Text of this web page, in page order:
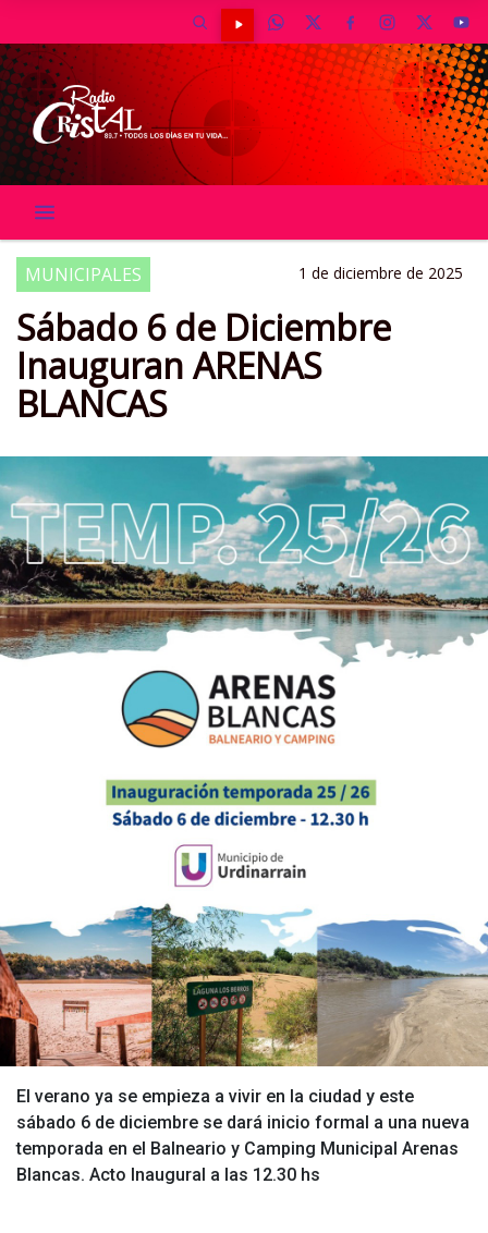
MUNICIPALES 1 de diciembre de 2025
Sábado 6 de Diciembre
Inauguran ARENAS
BLANCAS
El verano ya se empieza a vivir en la ciudad y este
sábado 6 de diciembre se dará inicio formal a una nueva
temporada en el Balneario y Camping Municipal Arenas
Blancas. Acto Inaugural a las 12.30 hs